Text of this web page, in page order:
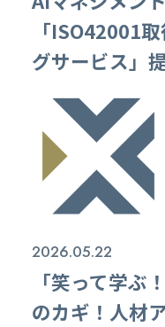
「ISO42001
グサービス」
2026.05.22
「笑って学ぶ
のカギ！人材